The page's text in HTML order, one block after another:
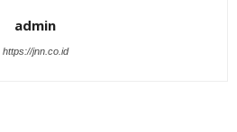
admin
https://jnn.co.id